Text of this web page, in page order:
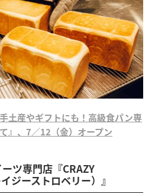
手土産やギフトにも！高級食パン専
』、7／12（金）オープン
ツ専門店『CRAZY
ジーストロベリー）』